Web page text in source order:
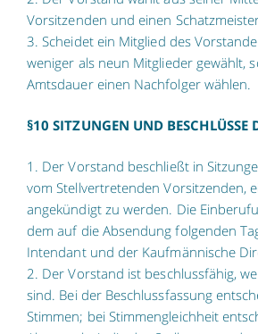
Vorsitzenden und einen
3. Scheidet ein Mitglied des
weniger als neun Mitglieder gewählt,
Amtsdauer einen Nachfolger wählen.
§10 SITZUNGEN UND BESCHLÜSSE
1. Der Vorstand beschließt in
vom Stellvertretenden Vorsitzenden,
angekündigt zu werden. Die
dem auf die Absendung folgenden
Intendant und der Kaufmännische
2. Der Vorstand ist beschlussfähig,
sind. Bei der Beschlussfassung
Stimmen; bei Stimmengleichheit